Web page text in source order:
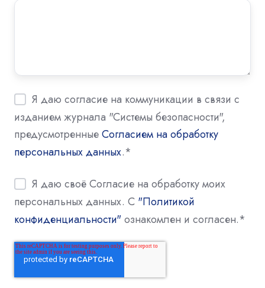
Я даю согласие на коммуникации в связи с
изданием журнала "Системы безопасности",
предусмотренныеСогласием на обработку
персональных данных.*
Я даю своё Согласие на обработку моих
персональных данных. С "Политикой
конфиденциальности"ознакомлен и согласен.*